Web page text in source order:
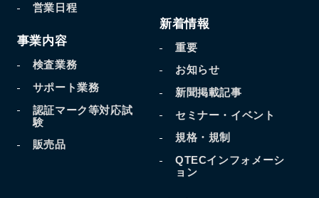
営業日程
事業内容
検査業務
サポート業務
認証マーク等対応試
験
販売品
新着情報
重要
お知らせ
新聞掲載記事
セミナー・イベント
規格・規制
QTECインフォメーシ
ョン